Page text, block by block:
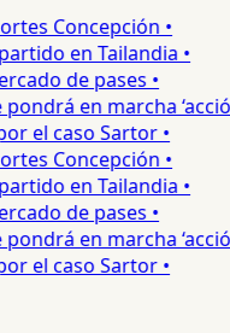
Concepción •
en Tailandia •
de pases •
en marcha
el caso Sartor •
Concepción •
en Tailandia •
de pases •
en marcha
el caso Sartor •